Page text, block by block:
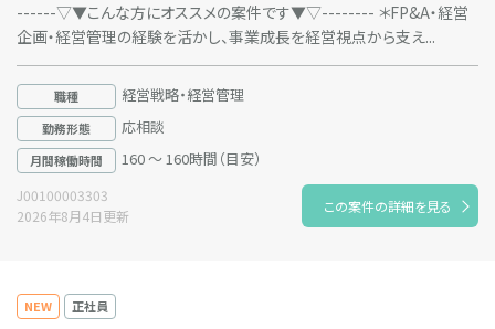
------▽▼こんな方にオススメの案件です▼▽-------- ＊FP&A・経営
企画・経営管理の経験を活かし、事業成長を経営視点から支え...
職種 経営戦略・経営管理
勤務形態 応相談
月間稼働時間 160 ～ 160時間（目安）
J00100003303
2026年8月4日更新
この案件の詳細を見る
NEW 正社員